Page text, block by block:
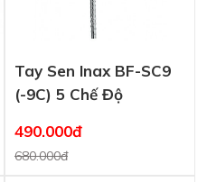
Tay Sen Inax BF-SC9
(-9C) 5 Chế Độ
490.000đ
680.000đ